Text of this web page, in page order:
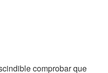
comprobar que